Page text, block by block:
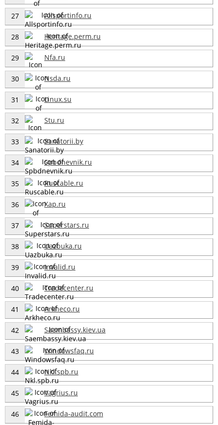
27 Allsportinfo.ru
28 Heritage.perm.ru
29 Nfa.ru
30 Nsda.ru
31 Linux.su
32 Stu.ru
33 Sanatorii.by
34 Spbdnevnik.ru
35 Ruscable.ru
36 Xap.ru
37 Superstars.ru
38 Uazbuka.ru
39 Invalid.ru
40 Tradecenter.ru
41 Arkheco.ru
42 Saembassy.kiev.ua
43 Windowsfaq.ru
44 Nkl.spb.ru
45 Vagrius.ru
46 Femida-audit.com